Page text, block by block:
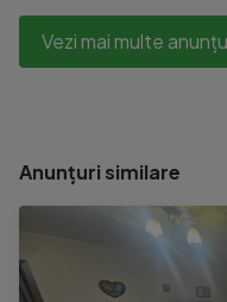
Vezi mai multe
Anunțuri similare